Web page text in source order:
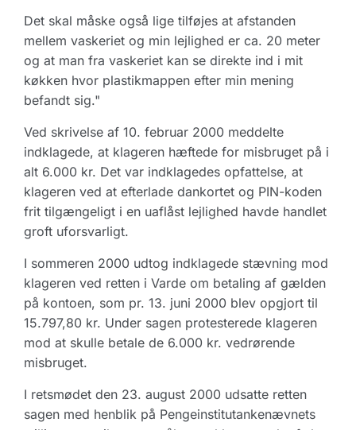
Det skal måske også lige tilføjes at afstanden
mellem vaskeriet og min lejlighed er ca. 20 meter
og at man fra vaskeriet kan se direkte ind i mit
køkken hvor plastikmappen efter min mening
befandt sig."
Ved skrivelse af 10. februar 2000 meddelte
indklagede, at klageren hæftede for misbruget på i
alt 6.000 kr. Det var indklagedes opfattelse, at
klageren ved at efterlade dankortet og PIN-koden
frit tilgængeligt i en uaflåst lejlighed havde handlet
groft uforsvarligt.
I sommeren 2000 udtog indklagede stævning mod
klageren ved retten i Varde om betaling af gælden
på kontoen, som pr. 13. juni 2000 blev opgjort til
15.797,80 kr. Under sagen protesterede klageren
mod at skulle betale de 6.000 kr. vedrørende
misbruget.
I retsmødet den 23. august 2000 udsatte retten
sagen med henblik på Pengeinstitutankenævnets